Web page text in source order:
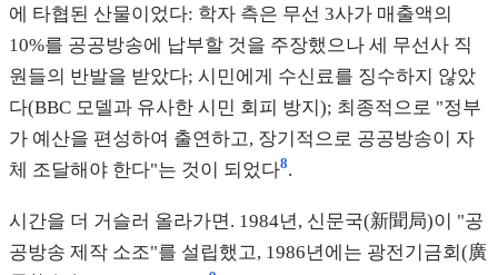
에 타협된 산물이었다: 학자 측은 무선 3사가 매출액의
10%를 공공방송에 납부할 것을 주장했으나 세 무선사 직
원들의 반발을 받았다; 시민에게 수신료를 징수하지 않았
다(BBC 모델과 유사한 시민 회피 방지); 최종적으로 "정부
가 예산을 편성하여 출연하고, 장기적으로 공공방송이 자
체 조달해야 한다"는 것이 되었다8.
시간을 더 거슬러 올라가면. 1984년, 신문국(新聞局)이 "공
공방송 제작 소조"를 설립했고, 1986년에는 광전기금회(廣